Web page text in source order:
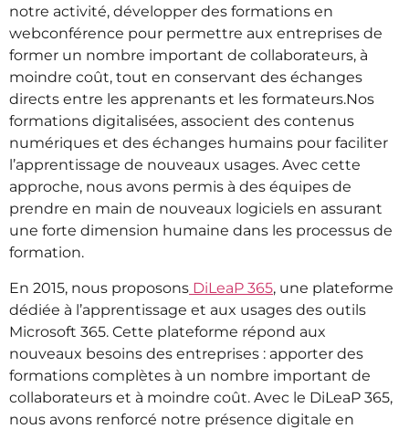
notre activité, développer des formations en
webconférence pour permettre aux entreprises de
former un nombre important de collaborateurs, à
moindre coût, tout en conservant des échanges
directs entre les apprenants et les formateurs.Nos
formations digitalisées, associent des contenus
numériques et des échanges humains pour faciliter
l’apprentissage de nouveaux usages. Avec cette
approche, nous avons permis à des équipes de
prendre en main de nouveaux logiciels en assurant
une forte dimension humaine dans les processus de
formation.
En 2015, nous proposons DiLeaP 365, une plateforme
dédiée à l’apprentissage et aux usages des outils
Microsoft 365. Cette plateforme répond aux
nouveaux besoins des entreprises : apporter des
formations complètes à un nombre important de
collaborateurs et à moindre coût. Avec le DiLeaP 365,
nous avons renforcé notre présence digitale en